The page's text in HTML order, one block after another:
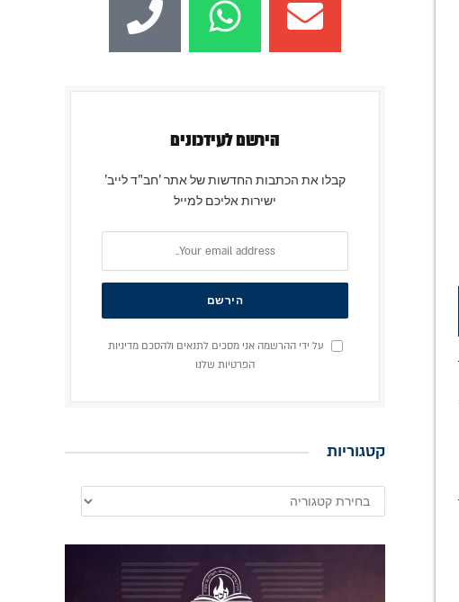
קבלו את הכתבות החדשות של אתר 'חב"ד לייב'
על ידי ההרשמה אני מסכים לתנאים ולהסכם מדיניות